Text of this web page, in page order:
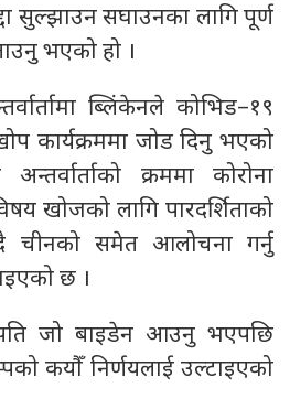
सुल्झाउन सघाउनका लागि पूर्ण
भएको हो ।
ब्लिंकेनले कोभिड–१९
कार्यक्रममा जोड दिनु भएको
क्रममा कोरोना
खोजको लागि पारदर्शिताको
चीनको समेत आलोचना गर्नु
छ ।
जो बाइडेन आउनु भएपछि
कयौँ निर्णयलाई उल्टाइएको